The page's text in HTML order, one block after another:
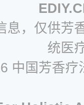
息，仅供芳
统医
中国芳香